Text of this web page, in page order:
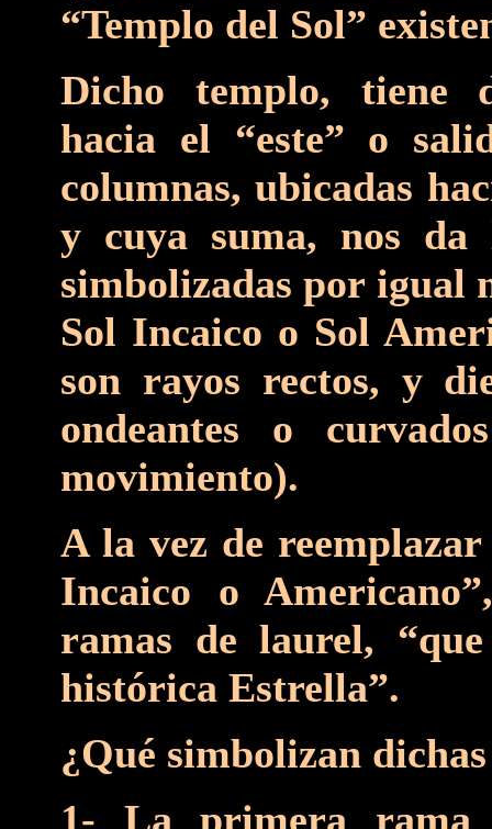
“Templo del Sol”
Dicho templo, tiene
hacia el “este” o
columnas, ubicadas
y cuya suma, nos da
simbolizadas por igual
Sol Incaico o Sol
son rayos rectos, y
ondeantes o
movimiento).
A la vez de
Incaico o
ramas de laurel,
histórica Estrella”.
¿Qué simbolizan
1- La primera rama